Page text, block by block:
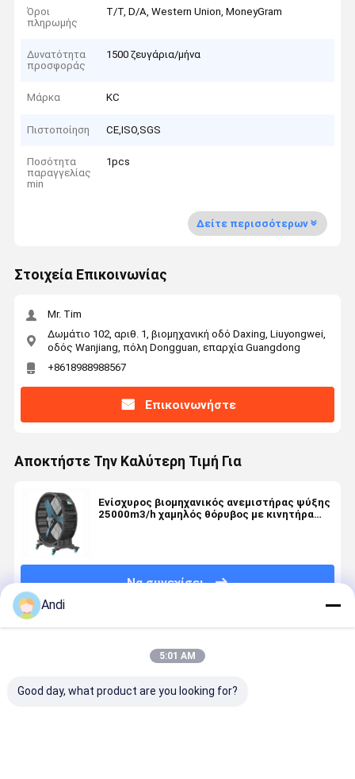
Όροι
πληρωμής
Τ/Τ, D/A, Western Union, MoneyGram
Δυνατότητα
προσφοράς
1500 ζευγάρια/μήνα
Μάρκα KC
Πιστοποίηση CE,ISO,SGS
Ποσότητα
παραγγελίας
min
1pcs
Δείτε περισσότερων
Στοιχεία Επικοινωνίας
Mr. Tim
Δωμάτιο 102, αριθ. 1, βιομηχανική οδό Daxing, Liuyongwei,
οδός Wanjiang, πόλη Dongguan, επαρχία Guangdong
+8618988988567
Επικοινωνήστε
Αποκτήστε Την Καλύτερη Τιμή Για
Ενίσχυρος βιομηχανικός ανεμιστήρας ψύξης
25000m3/h χαμηλός θόρυβος με κινητήρα
Να συνεχίσει
Andi
5:01 AM
Good day, what product are you looking for?